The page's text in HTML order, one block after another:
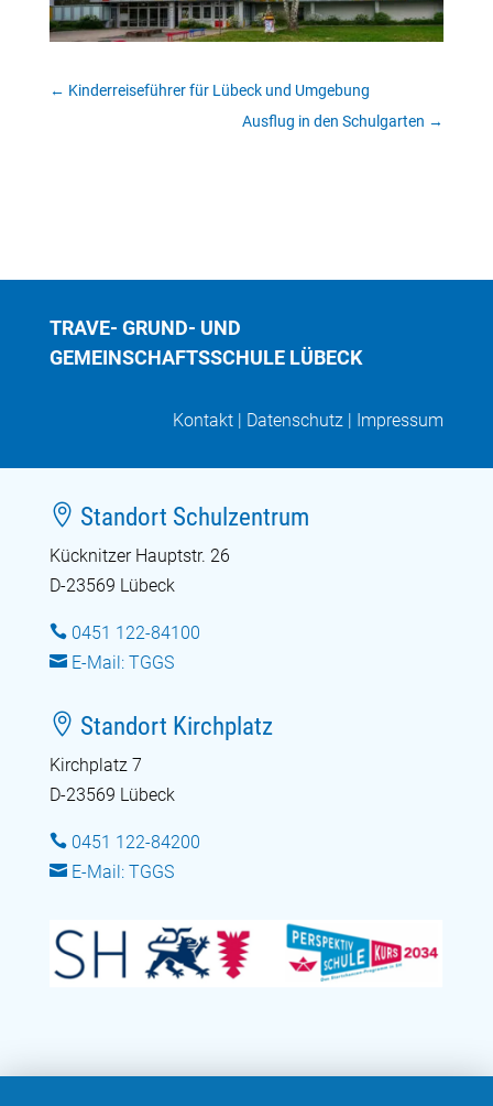
← Kinderreiseführer für Lübeck und Umgebung
Ausflug in den Schulgarten →
TRAVE- GRUND- UND
GEMEINSCHAFTSSCHULE LÜBECK
Kontakt | Datenschutz | Impressum
 Standort Schulzentrum
Kücknitzer Hauptstr. 26
D-23569 Lübeck
 0451 122-84100
 E-Mail: TGGS
 Standort Kirchplatz
Kirchplatz 7
D-23569 Lübeck
 0451 122-84200
 E-Mail: TGGS